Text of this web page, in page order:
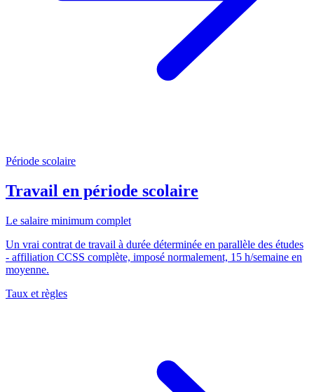
Période scolaire
Travail en période scolaire
Le salaire minimum complet
Un vrai contrat de travail à durée déterminée en parallèle des études
- affiliation CCSS complète, imposé normalement, 15 h/semaine en
moyenne.
Taux et règles